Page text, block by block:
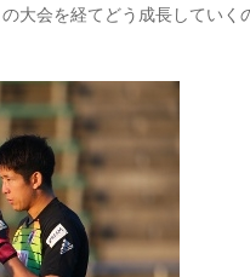
大会を経てどう成長していく